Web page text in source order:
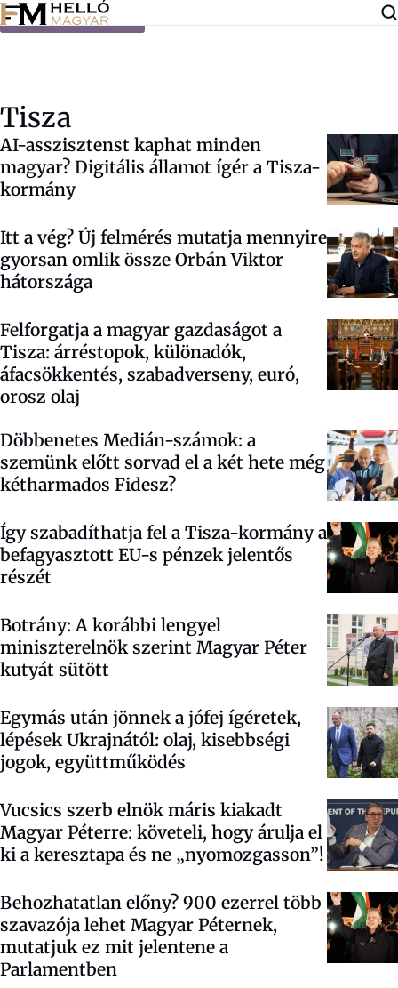
Ugrás a tartalomra
Tisza
AI-asszisztenst kaphat minden
magyar? Digitális államot ígér a Tisza-
kormány
Itt a vég? Új felmérés mutatja mennyire
gyorsan omlik össze Orbán Viktor
hátországa
Felforgatja a magyar gazdaságot a
Tisza: árréstopok, különadók,
áfacsökkentés, szabadverseny, euró,
orosz olaj
Döbbenetes Medián-számok: a
szemünk előtt sorvad el a két hete még
kétharmados Fidesz?
Így szabadíthatja fel a Tisza-kormány a
befagyasztott EU-s pénzek jelentős
részét
Botrány: A korábbi lengyel
miniszterelnök szerint Magyar Péter
kutyát sütött
Egymás után jönnek a jófej ígéretek,
lépések Ukrajnától: olaj, kisebbségi
jogok, együttműködés
Vucsics szerb elnök máris kiakadt
Magyar Péterre: követeli, hogy árulja el
ki a keresztapa és ne „nyomozgasson”!
Behozhatatlan előny? 900 ezerrel több
szavazója lehet Magyar Péternek,
mutatjuk ez mit jelentene a
Parlamentben